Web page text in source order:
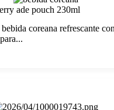
ade pouch 230ml
coreana refrescante